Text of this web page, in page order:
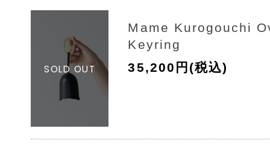
Mame Kurogouchi
Keyring
35,200円(税込)